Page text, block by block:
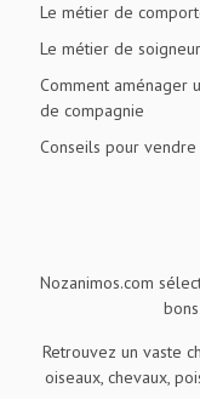
Le métier de
Le métier de
Comment aménager
de compagnie
Conseils pour
Nozanimos.com
Retrouvez un vaste
oiseaux, chevaux,